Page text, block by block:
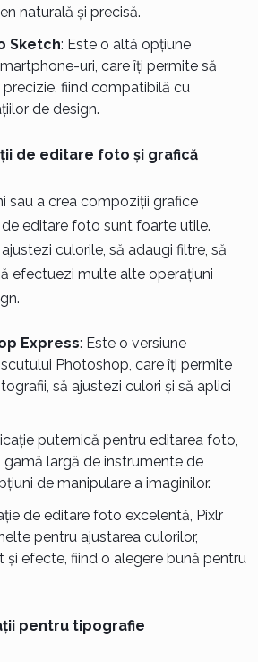
naturală și precisă.
Sketch: Este o altă opțiune
uri, care îți permite să
fiind compatibilă cu
de design.
de editare foto și grafică
sau a crea compoziții grafice
editare foto sunt foarte utile.
culorile, să adaugi filtre, să
efectuezi multe alte operațiuni
Express: Este o versiune
Photoshop, care îți permite
să ajustezi culori și să aplici
puternică pentru editarea foto,
largă de instrumente de
de manipulare a imaginilor.
de editare foto excelentă, Pixlr
pentru ajustarea culorilor,
și efecte, fiind o alegere bună pentru
pentru tipografie